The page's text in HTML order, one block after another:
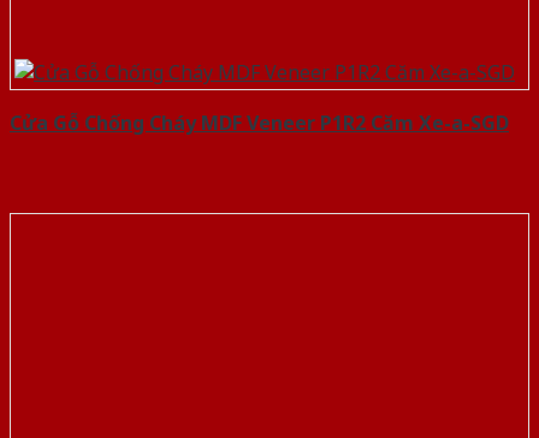
Cửa Gỗ Chống Cháy MDF Veneer P1R2 Căm Xe-a-SGD